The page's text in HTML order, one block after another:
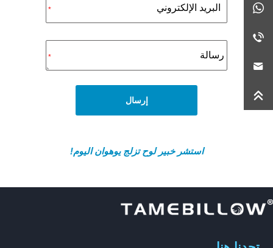
*
*
إرسال
استشر خبير لوح تزلج يوهوان اليوم!